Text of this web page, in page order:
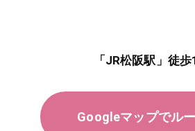
「JR松阪駅」徒
Googleマップでル